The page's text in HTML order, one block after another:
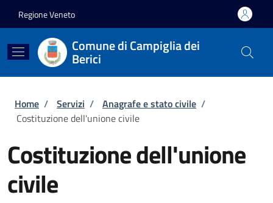
Regione Veneto
Comune di Campiglia dei
Berici
Briciole di pane
Home / Servizi / Anagrafe e stato civile /
Costituzione dell'unione civile
Costituzione dell'unione
civile